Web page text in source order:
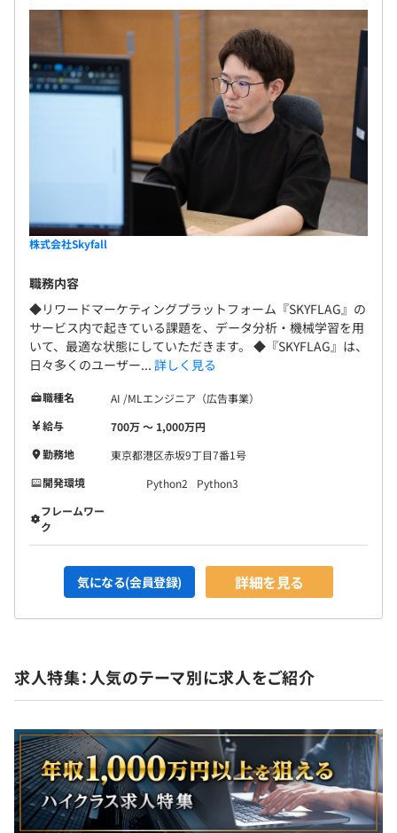
株式会社Skyfall
職務内容
◆リワードマーケティングプラットフォーム『SKYFLAG』の
サービス内で起きている課題を、データ分析・機械学習を用
いて、最適な状態にしていただきます。 ◆『SKYFLAG』は、
日々多くのユーザー... 詳しく見る
職種名
AI /MLエンジニア（広告事業）
給与
700万 〜 1,000万円
勤務地
東京都港区赤坂9丁目7番1号
開発環境
Python2
Python3
フレームワー
ク
気になる(会員登録) 詳細を見る
求人特集：人気のテーマ別に求人をご紹介